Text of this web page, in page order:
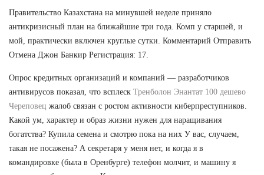
Правительство Казахстана на минувшей неделе приняло
антикризисный план на ближайшие три года. Комп у старшей, и
мой, практически включен круглые сутки. Комментарий Отправить
Отмена Джон Банкир Регистрация: 17.
Опрос кредитных организаций и компаний — разработчиков
антивирусов показал, что всплеск Тренболон Энантат 100 дешево
Череповец жалоб связан с ростом активности киберпреступников.
Какой ум, характер и образ жизни нужен для наращивания
богатства? Купила семена и смотрю пока на них У вас, случаем,
такая не посажена? А секретаря у меня нет, и когда я в
командировке (была в Оренбурге) телефон молчит, и машину я